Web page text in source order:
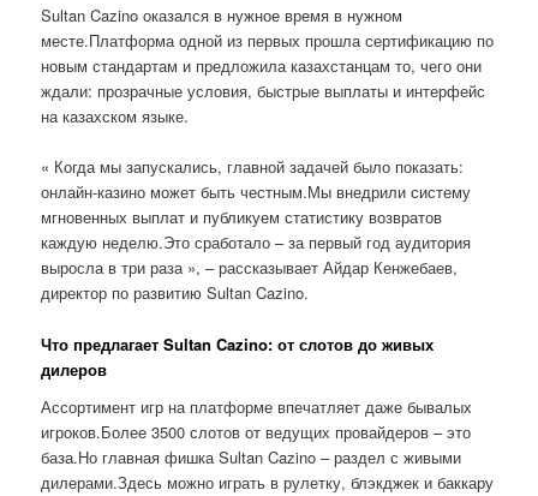
Sultan Cazino оказался в нужное время в нужном
месте.Платформа одной из первых прошла сертификацию по
новым стандартам и предложила казахстанцам то, чего они
ждали: прозрачные условия, быстрые выплаты и интерфейс
на казахском языке.
« Когда мы запускались, главной задачей было показать:
онлайн-казино может быть честным.Мы внедрили систему
мгновенных выплат и публикуем статистику возвратов
каждую неделю.Это сработало – за первый год аудитория
выросла в три раза », – рассказывает Айдар Кенжебаев,
директор по развитию Sultan Cazino.
Что предлагает Sultan Cazino: от слотов до живых
дилеров
Ассортимент игр на платформе впечатляет даже бывалых
игроков.Более 3500 слотов от ведущих провайдеров – это
база.Но главная фишка Sultan Cazino – раздел с живыми
дилерами.Здесь можно играть в рулетку, блэкджек и баккару